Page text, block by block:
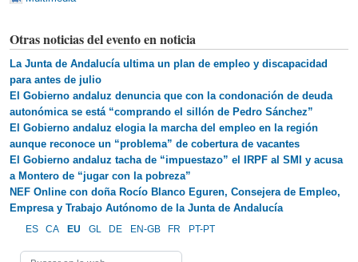
Otras noticias del evento en noticia
La Junta de Andalucía ultima un plan de empleo y discapacidad
para antes de julio
El Gobierno andaluz denuncia que con la condonación de deuda
autonómica se está “comprando el sillón de Pedro Sánchez”
El Gobierno andaluz elogia la marcha del empleo en la región
aunque reconoce un “problema” de cobertura de vacantes
El Gobierno andaluz tacha de “impuestazo” el IRPF al SMI y acusa
a Montero de “jugar con la pobreza”
NEF Online con doña Rocío Blanco Eguren, Consejera de Empleo,
Empresa y Trabajo Autónomo de la Junta de Andalucía
ES CA EU GL DE EN-GB FR PT-PT